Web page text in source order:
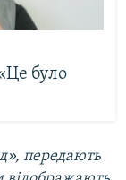
було
передають